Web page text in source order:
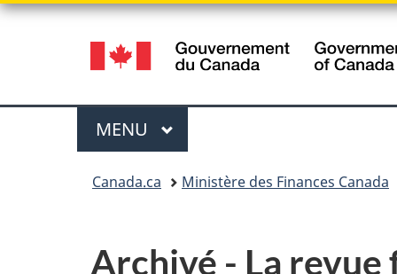
Sélection
de
la
langue
Menu
MENU PRINCIPAL
Canada.ca Ministère des Finances Canada
Archivé - La